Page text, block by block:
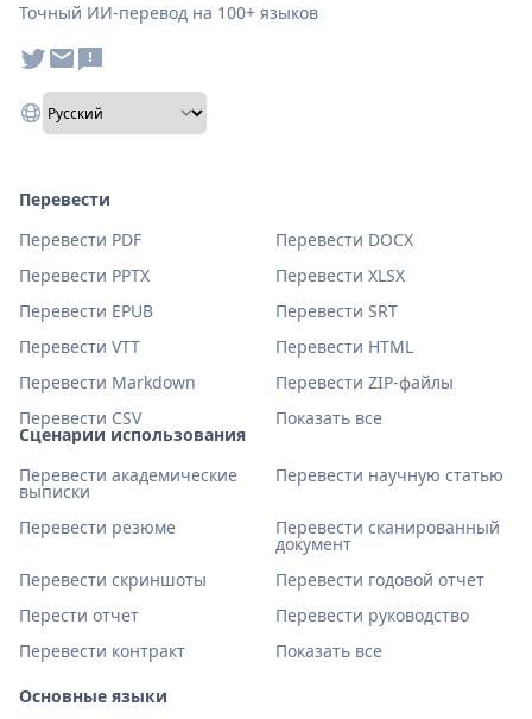
Точный ИИ-перевод на 100+ языков
Сценарии использования
Перевести академические
выписки
Перевести научную статью
Перевести резюме Перевести сканированный
документ
Перевести скриншоты
Перевести годовой отчет
Перести отчет
Перевести руководство
Перевести контракт
Показать все
Основные языки
Перевести
Перевести PDF
Перевести DOCX
Перевести PPTX
Перевести XLSX
Перевести EPUB
Перевести SRT
Перевести VTT
Перевести HTML
Перевести Markdown
Перевести ZIP-файлы
Перевести CSV
Показать все